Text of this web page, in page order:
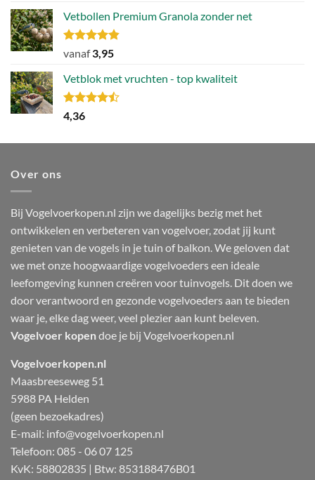
was:
106,49.
is:
Vetbollen Premium Granola zonder net
Gewaardeerd
uit 5
vanaf3,95
Vetblok met vruchten - top kwaliteit
Gewaardeerd
4.44
4,36
Over ons
Bij Vogelvoerkopen.nl zijn we dagelijks bezig met het
ontwikkelen en verbeteren van vogelvoer, zodat jij kunt
genieten van de vogels in je tuin of balkon. We geloven dat
we met onze hoogwaardige vogelvoeders een ideale
leefomgeving kunnen creëren voor tuinvogels. Dit doen we
door verantwoord en gezonde vogelvoeders aan te bieden
waar je, elke dag weer, veel plezier aan kunt beleven.
Vogelvoer kopendoe je bij Vogelvoerkopen.nl
Vogelvoerkopen.nl
Maasbreeseweg 51
5988 PA Helden
(geen bezoekadres)
E-mail: info@vogelvoerkopen.nl
Telefoon: 085 - 06 07 125
KvK: 58802835 | Btw: 853188476B01